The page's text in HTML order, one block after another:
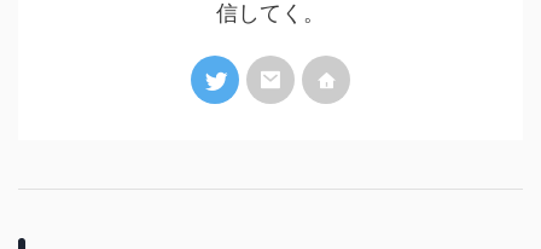
信してく。